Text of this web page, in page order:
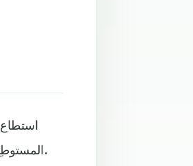
المستوطِنة الإسرائيلية أوري أنسباكر (19 عاماً)، والتي قتلت خلال شهر فبراير/شباط الماضي.